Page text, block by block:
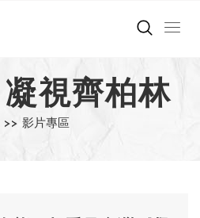
視齊柏林
>> 影片專區